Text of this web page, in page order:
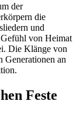
der
die
und
von Heimat
Die Klänge von
Generationen an
Feste